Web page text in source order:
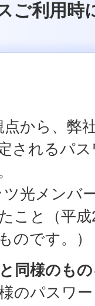
ご利用時
から、弊
されるパ
ツ光メンバ
こと（平
のです。）
同様のも
のパスワ